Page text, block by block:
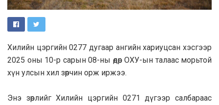
Хилийн цэргийн 0277 дугаар ангийн хариуцсан хэсгээр
2025 оны 10-р сарын 08-ны өдөр ОХУ-ын талаас морьтой
хүн улсын хил зөрчин орж иржээ.
Энэ зөрлийг Хилийн цэргийн 0271 дүгээр салбараас